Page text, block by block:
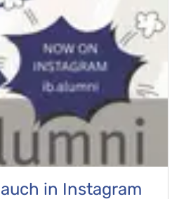
in Instagram